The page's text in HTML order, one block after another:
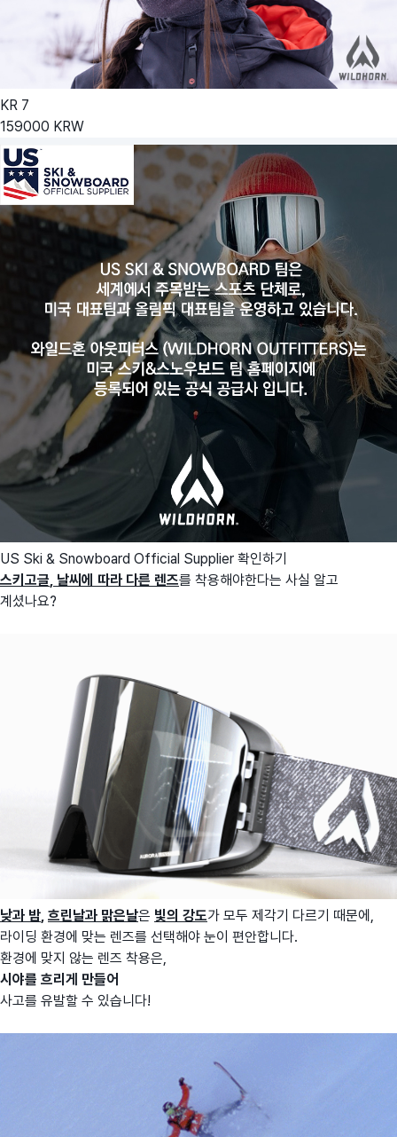
KR 7
159000 KRW
US Ski & Snowboard Official Supplier 확인하기
스키고글, 날씨에 따라 다른 렌즈를 착용해야한다는 사실 알고
계셨나요?
낮과 밤, 흐린날과 맑은날은 빛의 강도가 모두 제각기 다르기 때문에,
라이딩 환경에 맞는 렌즈를 선택해야 눈이 편안합니다.
환경에 맞지 않는 렌즈 착용은,
시야를 흐리게 만들어
사고를 유발할 수 있습니다!